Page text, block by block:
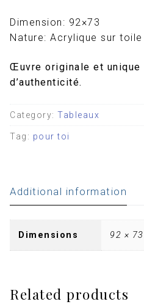
Dimension: 92×73
Nature: Acrylique sur
Œuvre originale et
d’authenticité.
Category: Tableaux
Tag: pour toi
Additional information
Dimensions 92 ×
Related products